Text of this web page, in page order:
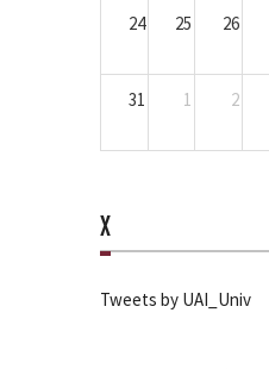
24 25 26
31 1 2
X
Tweets by UAI_Univ